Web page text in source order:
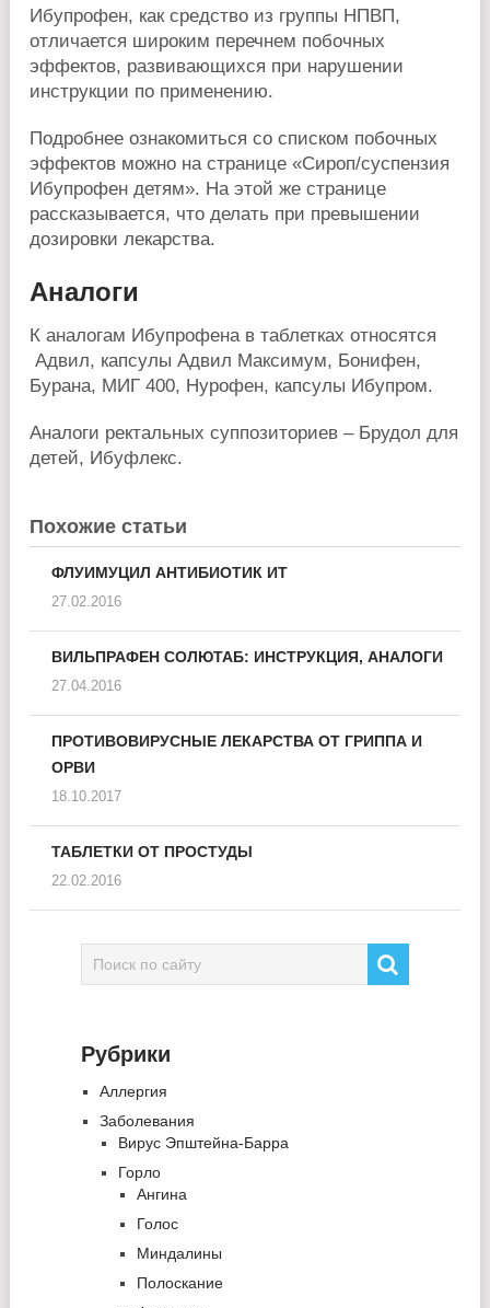
Ибупрофен, как средство из группы НПВП,
отличается широким перечнем побочных
эффектов, развивающихся при нарушении
инструкции по применению.
Подробнее ознакомиться со списком побочных
эффектов можно на странице «Сироп/суспензия
Ибупрофен детям». На этой же странице
рассказывается, что делать при превышении
дозировки лекарства.
Аналоги
К аналогам Ибупрофена в таблетках относятся
Адвил, капсулы Адвил Максимум, Бонифен,
Бурана, МИГ 400, Нурофен, капсулы Ибупром.
Аналоги ректальных суппозиториев – Брудол для
детей, Ибуфлекс.
Похожие статьи
ФЛУИМУЦИЛ АНТИБИОТИК ИТ
27.02.2016
ВИЛЬПРАФЕН СОЛЮТАБ: ИНСТРУКЦИЯ, АНАЛОГИ
27.04.2016
ПРОТИВОВИРУСНЫЕ ЛЕКАРСТВА ОТ ГРИППА И
ОРВИ
18.10.2017
ТАБЛЕТКИ ОТ ПРОСТУДЫ
22.02.2016
Рубрики
Аллергия
Заболевания
Вирус Эпштейна-Барра
Горло
Ангина
Голос
Миндалины
Полоскание